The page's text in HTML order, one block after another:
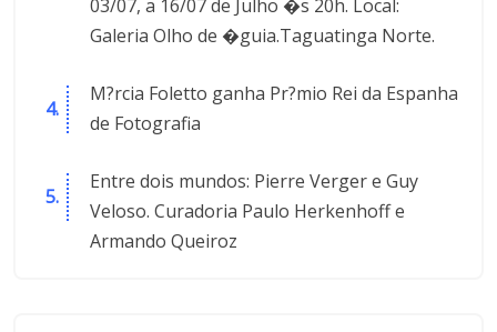
03/07, a 16/07 de Julho �s 20h. Local:
Galeria Olho de �guia.Taguatinga Norte.
M?rcia Foletto ganha Pr?mio Rei da Espanha
de Fotografia
Entre dois mundos: Pierre Verger e Guy
Veloso. Curadoria Paulo Herkenhoff e
Armando Queiroz